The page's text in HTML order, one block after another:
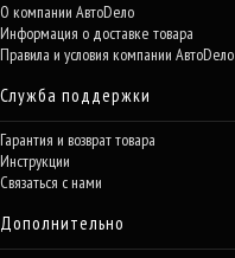
О компании АвтоDело
Информация о доставке товара
Правила и условия компании АвтоDело
Служба поддержки
Гарантия и возврат товара
Инструкции
Связаться с нами
Дополнительно